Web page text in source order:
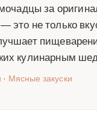
за
не только
кулинарным
· Мясные закуски